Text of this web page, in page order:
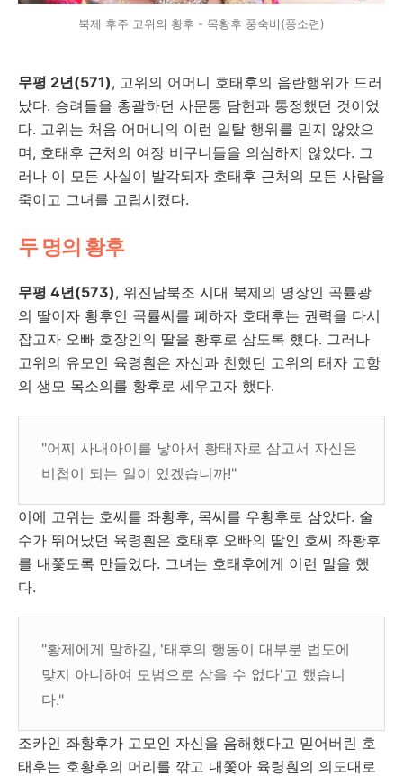
북제 후주 고위의 황후 - 목황후 풍숙비(풍소련)
무평 2년(571), 고위의 어머니 호태후의 음란행위가 드러
났다. 승려들을 총괄하던 사문통 담헌과 통정했던 것이었
다. 고위는 처음 어머니의 이런 일탈 행위를 믿지 않았으
며, 호태후 근처의 여장 비구니들을 의심하지 않았다. 그
러나 이 모든 사실이 발각되자 호태후 근처의 모든 사람을
죽이고 그녀를 고립시켰다.
두 명의 황후
무평 4년(573), 위진남북조 시대 북제의 명장인 곡률광
의 딸이자 황후인 곡률씨를 폐하자 호태후는 권력을 다시
잡고자 오빠 호장인의 딸을 황후로 삼도록 했다. 그러나
고위의 유모인 육령훤은 자신과 친했던 고위의 태자 고항
의 생모 목소의를 황후로 세우고자 했다.
"어찌 사내아이를 낳아서 황태자로 삼고서 자신은
비첩이 되는 일이 있겠습니까!"
이에 고위는 호씨를 좌황후, 목씨를 우황후로 삼았다. 술
수가 뛰어났던 육령훤은 호태후 오빠의 딸인 호씨 좌황후
를 내쫓도록 만들었다. 그녀는 호태후에게 이런 말을 했
다.
"황제에게 말하길, '태후의 행동이 대부분 법도에
맞지 아니하여 모범으로 삼을 수 없다'고 했습니
다."
조카인 좌황후가 고모인 자신을 음해했다고 믿어버린 호
태후는 호황후의 머리를 깎고 내쫓아 육령훤의 의도대로